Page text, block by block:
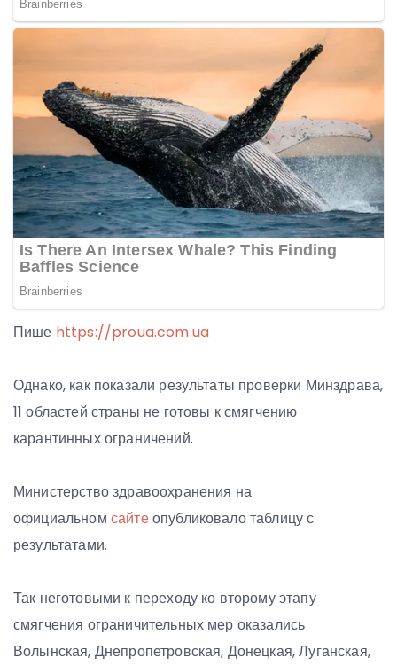
Пише https://proua.com.ua
Однако, как показали результаты проверки Минздрава,
11 областей страны не готовы к смягчению
карантинных ограничений.
Министерство здравоохранения на
официальном сайтеопубликовало таблицу с
результатами.
Так неготовыми к переходу ко второму этапу
смягчения ограничительных мер оказались
Волынская, Днепропетровская, Донецкая, Луганская,